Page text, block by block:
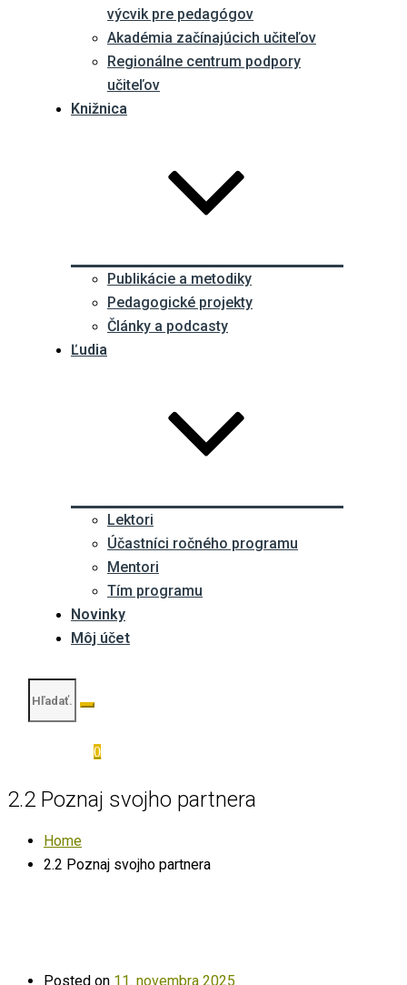
výcvik pre pedagógov
Akadémia začínajúcich učiteľov
Regionálne centrum podpory
učiteľov
Knižnica
Publikácie a metodiky
Pedagogické projekty
Články a podcasty
Ľudia
Lektori
Účastníci ročného programu
Mentori
Tím programu
Novinky
Môj účet
0
2.2 Poznaj svojho partnera
Home
2.2 Poznaj svojho partnera
Posted on 11. novembra 2025